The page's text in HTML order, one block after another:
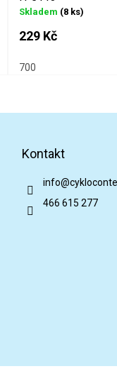
Skladem (8 ks)
229 Kč
700
Kontakt
info@
466 615 277